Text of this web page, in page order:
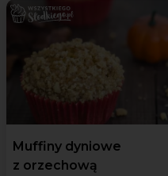
Muffiny dyniowe
z orzechową